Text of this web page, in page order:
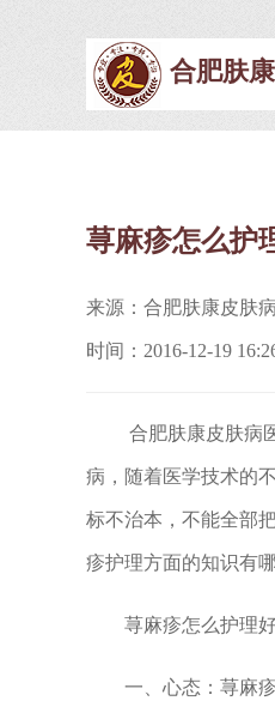
合肥肤
荨麻疹怎么护
来源：合肥肤康皮肤
时间：2016-12-19
合肥肤康皮肤病医
病，随着医学技术的
标不治本，不能全部
疹护理方面的知识有
荨麻疹怎么护理好?
一、心态：荨麻疹